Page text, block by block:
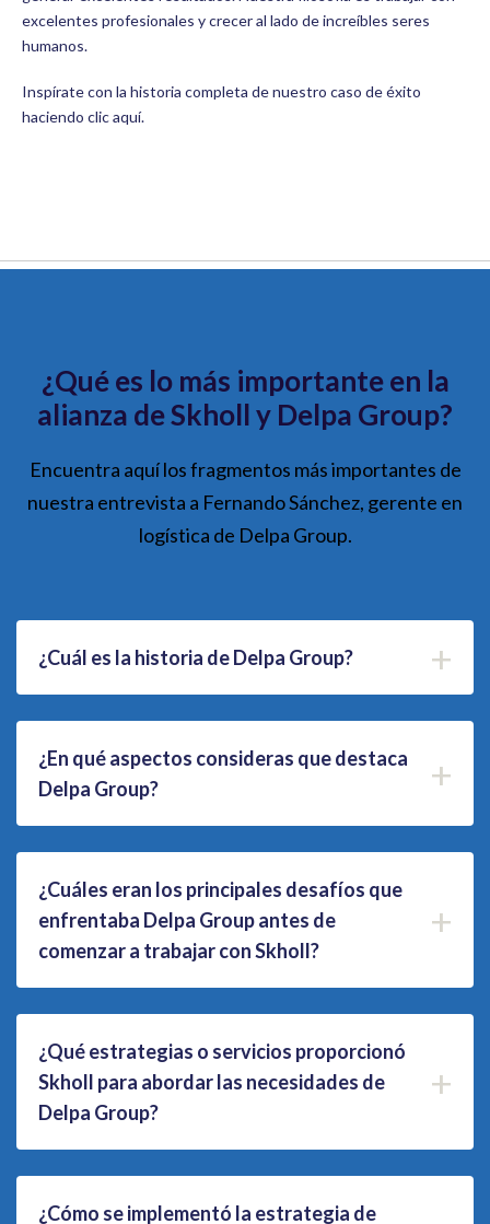
excelentes profesionales y crecer al lado de increíbles seres
humanos.
Inspírate con la historia completa de nuestro caso de éxito
haciendo clic aquí.
¿Qué es lo más importante en la
alianza de Skholl y Delpa Group?
Encuentra aquí los fragmentos más importantes de
nuestra entrevista a Fernando Sánchez, gerente en
logística de Delpa Group.
+
¿Cuál es la historia de Delpa Group?
+
¿En qué aspectos consideras que destaca
Delpa Group?
+
¿Cuáles eran los principales desafíos que
enfrentaba Delpa Group antes de
comenzar a trabajar con Skholl?
+
¿Qué estrategias o servicios proporcionó
Skholl para abordar las necesidades de
Delpa Group?
¿Cómo se implementó la estrategia de